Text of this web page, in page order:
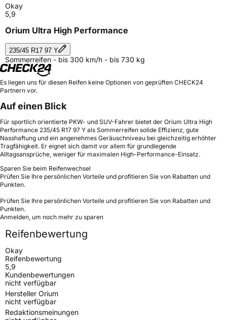
Okay
5,9
Orium Ultra High Performance
235/45 R17 97 Y
Sommerreifen - bis 300 km/h - bis 730 kg
Es liegen uns für diesen Reifen keine Optionen von geprüften CHECK24
Partnern vor.
Auf einen Blick
Für sportlich orientierte PKW- und SUV-Fahrer bietet der Orium Ultra High
Performance 235/45 R17 97 Y als Sommerreifen solide Effizienz, gute
Nasshaftung und ein angenehmes Geräuschniveau bei gleichzeitig erhöhter
Tragfähigkeit. Er eignet sich damit vor allem für grundlegende
Alltagsansprüche, weniger für maximalen High-Performance-Einsatz.
Sparen Sie beim Reifenwechsel
Prüfen Sie Ihre persönlichen Vorteile und profitieren Sie von Rabatten und
Punkten.
Prüfen Sie Ihre persönlichen Vorteile und profitieren Sie von Rabatten und
Punkten.
Anmelden, um noch mehr zu sparen
Reifenbewertung
Okay
Reifenbewertung
5,9
Kundenbewertungen
nicht verfügbar
Hersteller Orium
nicht verfügbar
Redaktionsmeinungen